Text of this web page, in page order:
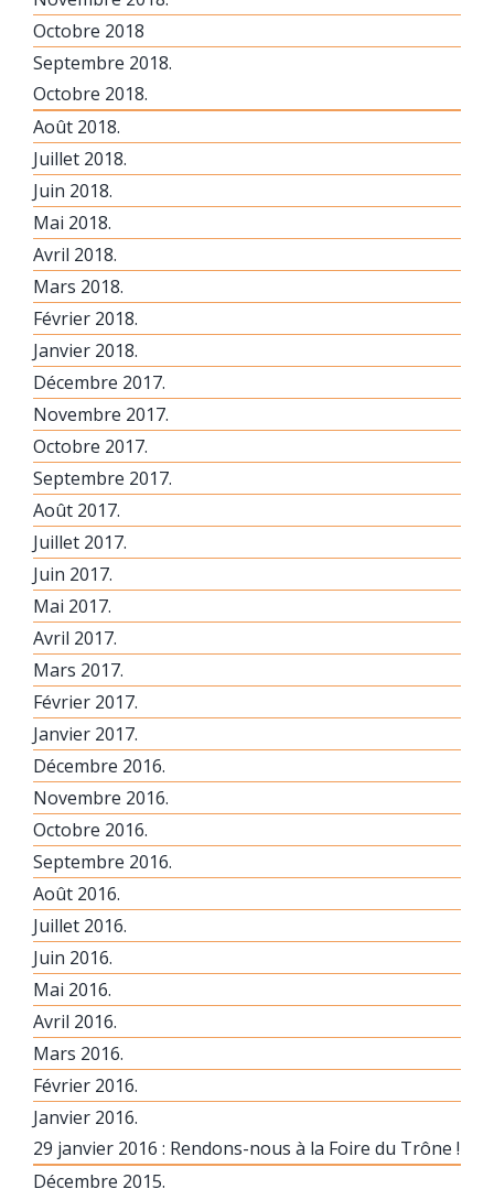
Octobre 2018
Septembre 2018.
Octobre 2018.
Août 2018.
Juillet 2018.
Juin 2018.
Mai 2018.
Avril 2018.
Mars 2018.
Février 2018.
Janvier 2018.
Décembre 2017.
Novembre 2017.
Octobre 2017.
Septembre 2017.
Août 2017.
Juillet 2017.
Juin 2017.
Mai 2017.
Avril 2017.
Mars 2017.
Février 2017.
Janvier 2017.
Décembre 2016.
Novembre 2016.
Octobre 2016.
Septembre 2016.
Août 2016.
Juillet 2016.
Juin 2016.
Mai 2016.
Avril 2016.
Mars 2016.
Février 2016.
Janvier 2016.
29 janvier 2016 : Rendons-nous à la Foire du Trône !
Décembre 2015.